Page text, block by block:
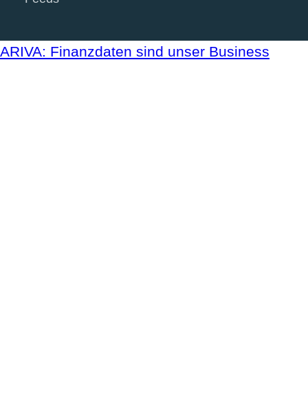
ARIVA: Finanzdaten sind unser Business